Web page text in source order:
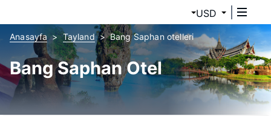
USD
Anasayfa Tayland Bang Saphan otelleri
Bang Saphan Otel